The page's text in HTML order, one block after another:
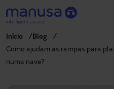
Passar para o conteúdo
Produtos e setores
Início
Blog
Como ajudam as rampas para
numa nave?